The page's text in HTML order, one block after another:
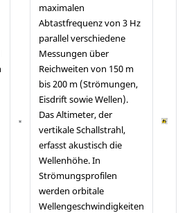
maximalen
Abtastfrequenz von 3 Hz
parallel verschiedene
Messungen über
Reichweiten von 150 m
bis 200 m (Strömungen,
Eisdrift sowie Wellen).
Das Altimeter, der
vertikale Schallstrahl,
erfasst akustisch die
Wellenhöhe. In
Strömungsprofilen
werden orbitale
Wellengeschwindigkeiten